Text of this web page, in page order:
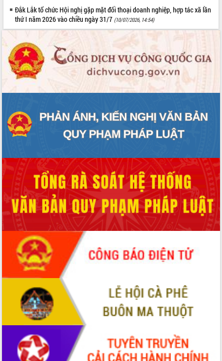
Đắk Lắk tổ chức Hội nghị gặp mặt đối thoại doanh nghiệp, hợp tác xã lần
thứ I năm 2026 vào chiều ngày 31/7 (10/07/2026, 14:54)